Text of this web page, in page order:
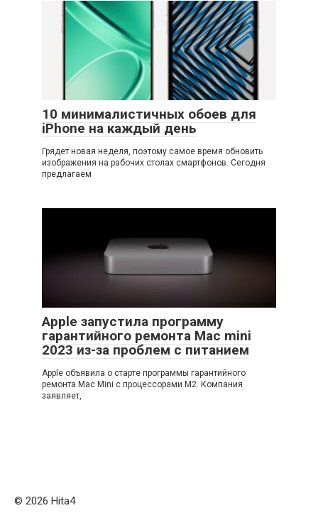
10 минималистичных обоев для
iPhone на каждый день
Грядет новая неделя, поэтому самое время обновить
изображения на рабочих столах смартфонов. Сегодня
предлагаем
Apple запустила программу
гарантийного ремонта Mac mini
2023 из-за проблем с питанием
Apple объявила о старте программы гарантийного
ремонта Mac Mini с процессорами M2. Компания
заявляет,
© 2026 Нita4